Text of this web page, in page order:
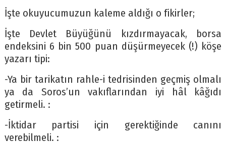
İşte okuyucumuzun kaleme aldığı o fikirler;
İşte Devlet Büyüğünü kızdırmayacak, borsa
endeksini 6 bin 500 puan düşürmeyecek (!) köşe
yazarı tipi:
-Ya bir tarikatın rahle-i tedrisinden geçmiş olmalı
ya da Soros’un vakıflarından iyi hâl kâğıdı
getirmeli. :
-İktidar partisi için gerektiğinde canını
verebilmeli. :